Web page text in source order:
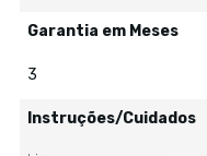
Garantia em Meses
3
Instruções/Cuidados